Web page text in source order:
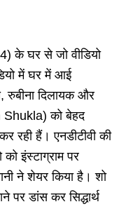
के घर से जो वीडियो
में घर में आई
रुबीना दिलायक और
Shukla) को बेहद
रही हैं। एनडीटीवी की
इंस्टाग्राम पर
ने शेयर किया है। शो
पर डांस कर सिद्धार्थ